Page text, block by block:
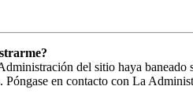
del sitio haya baneado
Póngase en contacto con La